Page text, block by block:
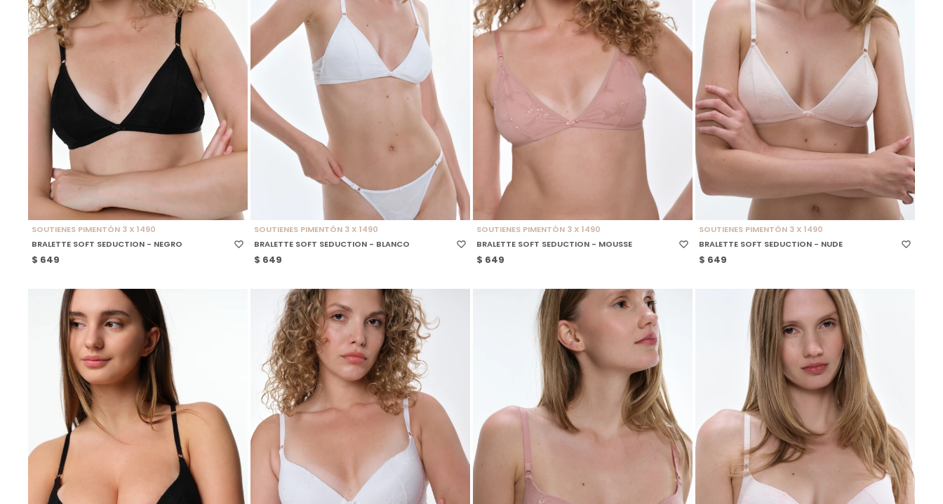
SELECCIONAR TALLE
SOUTIENES PIMENTÓN 3 X 1490
BRALETTE SOFT SEDUCTION - NEGRO
$ 649
SOUTIENES PIMENTÓN 3 X 1490
BRALETTE SOFT SEDUCTION - BLANCO
$ 649
SELECCIONAR TALLE
SOUTIENES PIMENTÓN 3 X 1490
BRALETTE SOFT SEDUCTION - MOUSSE
$ 649
SELECCIONAR TALLE
SOUTIENES PIMENTÓN 3 X 1490
BRALETTE SOFT SEDUCTION - NUDE
$ 649